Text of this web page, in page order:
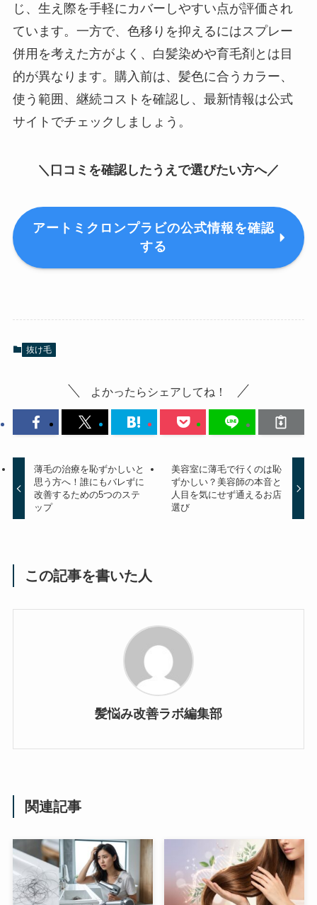
じ、生え際を手軽にカバーしやすい点が評価され
ています。一方で、色移りを抑えるにはスプレー
併用を考えた方がよく、白髪染めや育毛剤とは目
的が異なります。購入前は、髪色に合うカラー、
使う範囲、継続コストを確認し、最新情報は公式
サイトでチェックしましょう。
＼口コミを確認したうえで選びたい方へ／
アートミクロンプラビの公式情報を確認
する
抜け毛
よかったらシェアしてね！
薄毛の治療を恥ずかしいと
思う方へ！誰にもバレずに
改善するための5つのステ
ップ
美容室に薄毛で行くのは恥
ずかしい？美容師の本音と
人目を気にせず通えるお店
選び
この記事を書いた人
髪悩み改善ラボ編集部
関連記事